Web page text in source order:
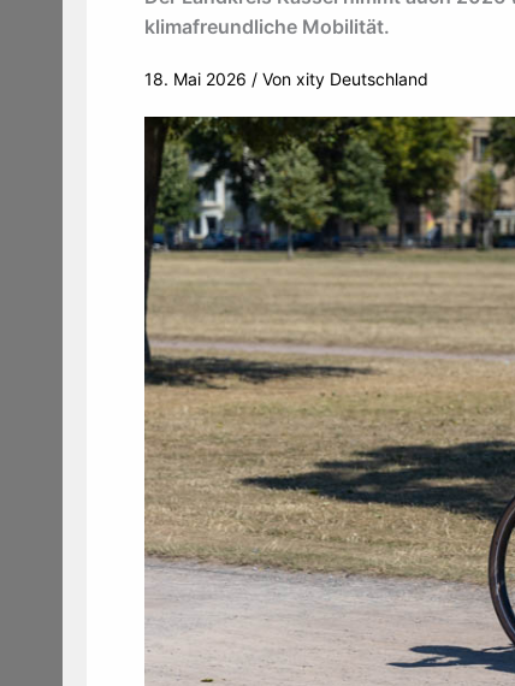
klimafreundliche Mobilität.
18. Mai 2026 / Von xity Deutschland